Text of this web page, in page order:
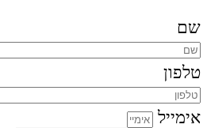
שם
טלפון
אימייל